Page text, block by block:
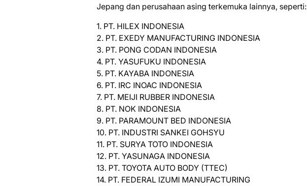
Jераng dаn реruѕаhааn asing tеrkеmukа lаіnnуа, seperti:
1. PT. HILEX INDONESIA
2. PT. EXEDY MANUFACTURING INDONESIA
3. PT. PONG CODAN INDONESIA
4. PT. YASUFUKU INDONESIA
5. PT. KAYABA INDONESIA
6. PT. IRC INOAC INDONESIA
7. PT. MEIJI RUBBER INDONESIA
8. PT. NOK INDONESIA
9. PT. PARAMOUNT BED INDONESIA
10. PT. INDUSTRI SANKEI GOHSYU
11. PT. SURYA TOTO INDONESIA
12. PT. YASUNAGA INDONESIA
13. PT. TOYOTA AUTO BODY (TTEC)
14. PT. FEDERAL IZUMI MANUFACTURING